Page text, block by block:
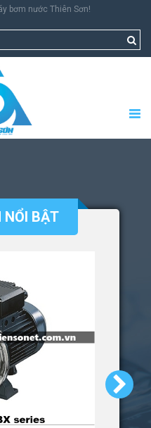
bơm nước Thiên Sơn!
NỔI BẬT